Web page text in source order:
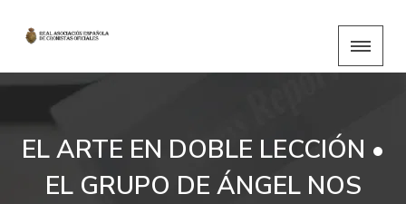
EL ARTE EN DOBLE LECCIÓN •
EL GRUPO DE ÁNGEL NOS